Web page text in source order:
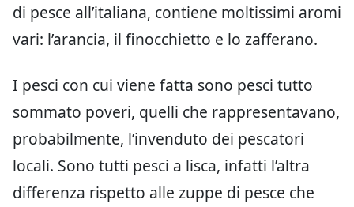
di pesce all’italiana, contiene moltissimi aromi
vari: l’arancia, il finocchietto e lo zafferano.
I pesci con cui viene fatta sono pesci tutto
sommato poveri, quelli che rappresentavano,
probabilmente, l’invenduto dei pescatori
locali. Sono tutti pesci a lisca, infatti l’altra
differenza rispetto alle zuppe di pesce che